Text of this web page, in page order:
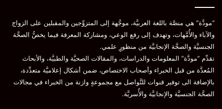
“مودَّة” هي منصَّة باللغة العربيَّة، موجَّهة إلى المتزوِّجين والمقبلين على الزواج
والآباء والأُمَّهات، وتهدف إلى رفع الوعي، ومشاركة المعرفة فيما يخصُّ الصحَّة
الجنسيَّة والصحَّة الإنجابيَّة من منظورٍ علمي.
تقدِّم “مودَّة” المعلومات والدراسات، والمقالات الصحيَّة والطبيَّة، والأبحاث
المُعدَّة من قبل الخبراء وأصحاب الاختصاص، ضمن أشكال إعلاميَّة متعدِّدة،
بالإضافة الى توفير قنوات للتَّواصل مع مجموعةٍ وازنة من الخبراء في مجالات
الصحَّة الجنسيَّة والإنجابيَّة والأُسريَّة.